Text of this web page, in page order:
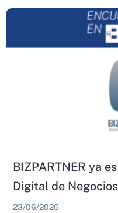
BIZPARTNER ya
Digital de
23/06/2026